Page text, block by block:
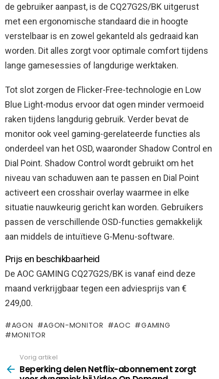
de gebruiker aanpast, is de CQ27G2S/BK uitgerust
met een ergonomische standaard die in hoogte
verstelbaar is en zowel gekanteld als gedraaid kan
worden. Dit alles zorgt voor optimale comfort tijdens
lange gamesessies of langdurige werktaken.
Tot slot zorgen de Flicker-Free-technologie en Low
Blue Light-modus ervoor dat ogen minder vermoeid
raken tijdens langdurig gebruik. Verder bevat de
monitor ook veel gaming-gerelateerde functies als
onderdeel van het OSD, waaronder Shadow Control en
Dial Point. Shadow Control wordt gebruikt om het
niveau van schaduwen aan te passen en Dial Point
activeert een crosshair overlay waarmee in elke
situatie nauwkeurig gericht kan worden. Gebruikers
passen de verschillende OSD-functies gemakkelijk
aan middels de intuïtieve G-Menu-software.
Prijs en beschikbaarheid
De AOC GAMING CQ27G2S/BK is vanaf eind deze
maand verkrijgbaar tegen een adviesprijs van €
249,00.
AGON AGON-MONITOR AOC
GAMING
MONITOR
more
Vorig artikel
Beperking delen Netflix-abonnement zorgt